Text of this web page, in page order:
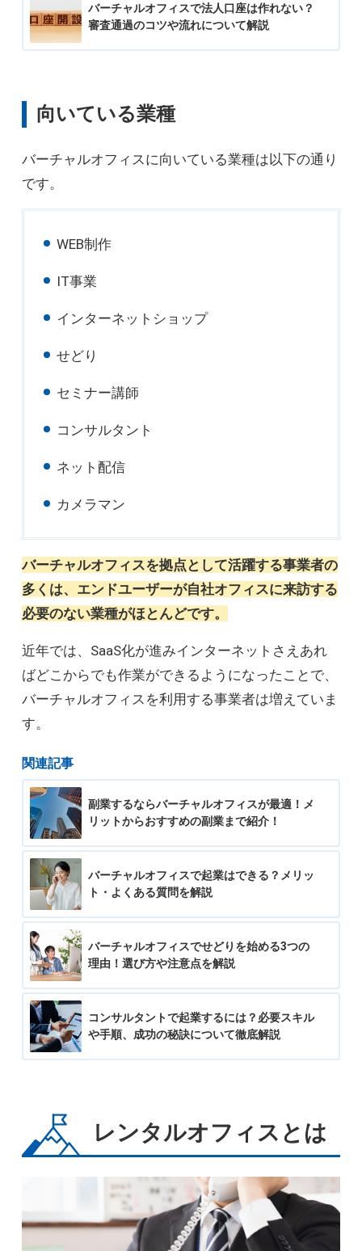
バーチャルオフィスで法人口座は作れない？
審査通過のコツや流れについて解説
向いている業種
バーチャルオフィスに向いている業種は以下の通り
です。
WEB制作
IT事業
インターネットショップ
せどり
セミナー講師
コンサルタント
ネット配信
カメラマン
バーチャルオフィスを拠点として活躍する事業者の
多くは、エンドユーザーが自社オフィスに来訪する
必要のない業種がほとんどです。
近年では、SaaS化が進みインターネットさえあれ
ばどこからでも作業ができるようになったことで、
バーチャルオフィスを利用する事業者は増えていま
す。
関連記事
副業するならバーチャルオフィスが最適！メ
リットからおすすめの副業まで紹介！
バーチャルオフィスで起業はできる？メリッ
ト・よくある質問を解説
バーチャルオフィスでせどりを始める3つの
理由！選び方や注意点を解説
コンサルタントで起業するには？必要スキル
や手順、成功の秘訣について徹底解説
レンタルオフィスとは